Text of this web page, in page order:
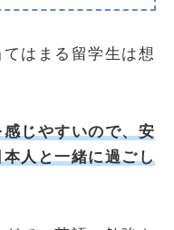
はまる留学生は想
じやすいので、安
人と一緒に過ごし